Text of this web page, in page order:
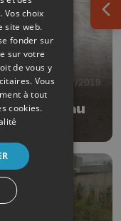
04/07/2019
au
Vos choix
site web.
fonder sur
sur votre
de vous y
. Vous
à tout
cookies.